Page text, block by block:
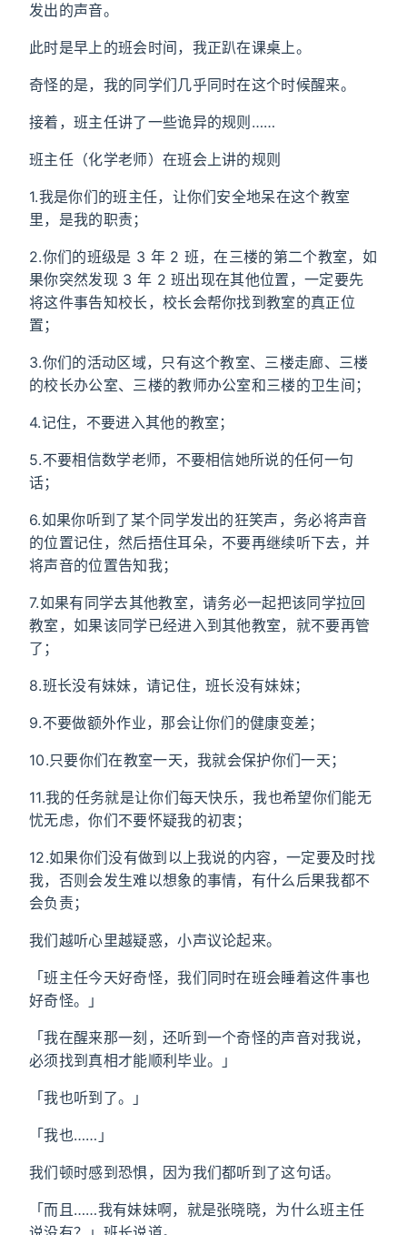
发出的声音。
此时是早上的班会时间，我正趴在课桌上。
奇怪的是，我的同学们几乎同时在这个时候醒来。
接着，班主任讲了一些诡异的规则……
班主任（化学老师）在班会上讲的规则
1.我是你们的班主任，让你们安全地呆在这个教室
里，是我的职责；
2.你们的班级是 3 年 2 班，在三楼的第二个教室，如
果你突然发现 3 年 2 班出现在其他位置，一定要先
将这件事告知校长，校长会帮你找到教室的真正位
置；
3.你们的活动区域，只有这个教室、三楼走廊、三楼
的校长办公室、三楼的教师办公室和三楼的卫生间；
4.记住，不要进入其他的教室；
5.不要相信数学老师，不要相信她所说的任何一句
话；
6.如果你听到了某个同学发出的狂笑声，务必将声音
的位置记住，然后捂住耳朵，不要再继续听下去，并
将声音的位置告知我；
7.如果有同学去其他教室，请务必一起把该同学拉回
教室，如果该同学已经进入到其他教室，就不要再管
了；
8.班长没有妹妹，请记住，班长没有妹妹；
9.不要做额外作业，那会让你们的健康变差；
10.只要你们在教室一天，我就会保护你们一天；
11.我的任务就是让你们每天快乐，我也希望你们能无
忧无虑，你们不要怀疑我的初衷；
12.如果你们没有做到以上我说的内容，一定要及时找
我，否则会发生难以想象的事情，有什么后果我都不
会负责；
我们越听心里越疑惑，小声议论起来。
「班主任今天好奇怪，我们同时在班会睡着这件事也
好奇怪。」
「我在醒来那一刻，还听到一个奇怪的声音对我说，
必须找到真相才能顺利毕业。」
「我也听到了。」
「我也……」
我们顿时感到恐惧，因为我们都听到了这句话。
「而且……我有妹妹啊，就是张晓晓，为什么班主任